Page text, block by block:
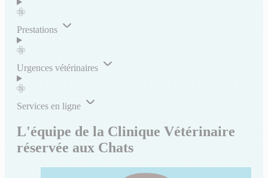
Prestations
Urgences vétérinaires
Services en ligne
L'équipe de la Clinique Vétérinaire
réservée aux Chats